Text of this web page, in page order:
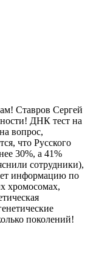
Ставров Сергей
ДНК тест на
вопрос,
что Русского
30%, а 41%
сотрудники),
информацию по
хромосомах,
поколений!